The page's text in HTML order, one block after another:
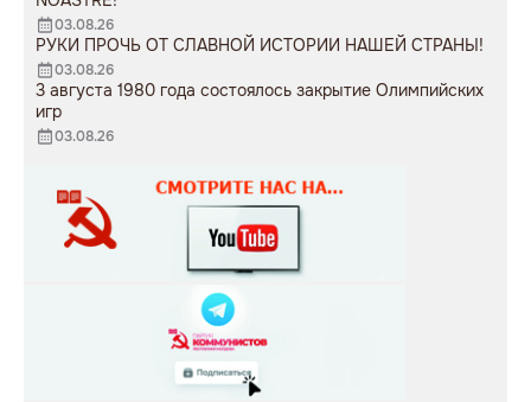
03.08.26
РУКИ ПРОЧЬ ОТ СЛАВНОЙ ИСТОРИИ НАШЕЙ СТРАНЫ!
03.08.26
3 августа 1980 года состоялось закрытие Олимпийских
игр
03.08.26